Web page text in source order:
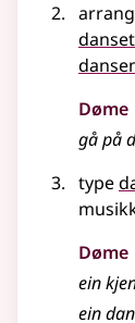
Døme
gå på
type
Døme
ein
ein